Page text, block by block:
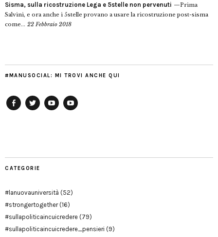
Sisma, sulla ricostruzione Lega e 5stelle non pervenuti
Prima
Salvini, e ora anche i 5stelle provano a usare la ricostruzione post-sisma
come... 22 Febbraio 2018
#MANUSOCIAL: MI TROVI ANCHE QUI
CATEGORIE
#lanuovauniversità (52)
#strongertogether(16)
#sullapoliticaincuicredere (79)
#sullapoliticaincuicredere_pensieri (9)